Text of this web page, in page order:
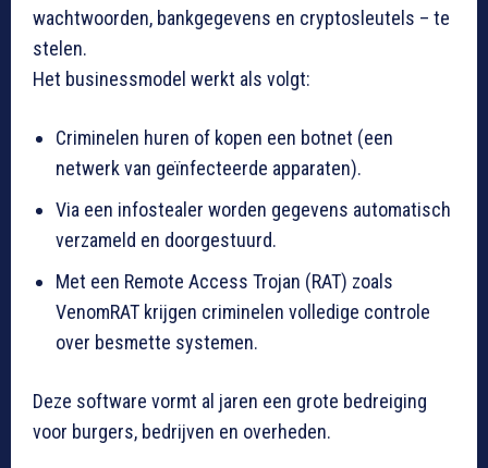
wachtwoorden, bankgegevens en cryptosleutels – te
stelen.
Het businessmodel werkt als volgt:
Criminelen huren of kopen een botnet (een
netwerk van geïnfecteerde apparaten).
Via een infostealer worden gegevens automatisch
verzameld en doorgestuurd.
Met een Remote Access Trojan (RAT) zoals
VenomRAT krijgen criminelen volledige controle
over besmette systemen.
Deze software vormt al jaren een grote bedreiging
voor burgers, bedrijven en overheden.